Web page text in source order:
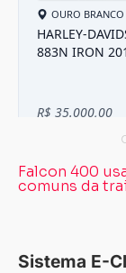
Falcon 400
comuns da
Sistema E-